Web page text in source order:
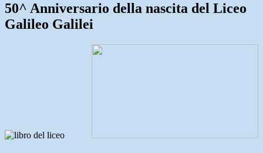
50^ Anniversario della nascita del Liceo
Galileo Galilei